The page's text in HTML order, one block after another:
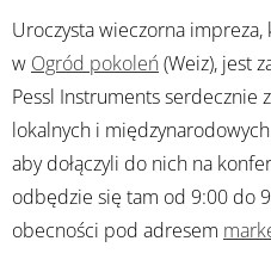
Uroczysta wieczorna
w Ogród pokoleń (Weiz), jest
Pessl Instruments serdecznie
lokalnych i
aby dołączyli do nich na
odbędzie się tam od 9:00 do
obecności pod adresem